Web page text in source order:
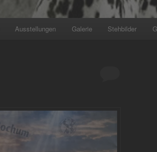
Ausstellungen Galerie Stehbilder
+++ Wir planen den nächsten